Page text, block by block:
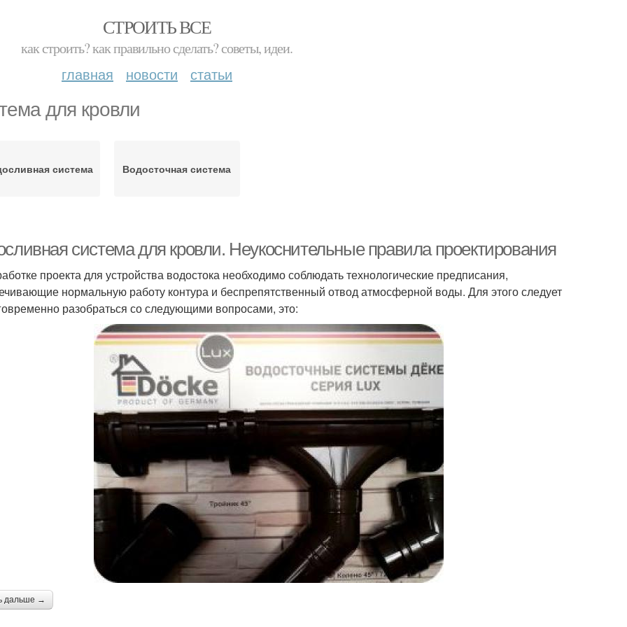
СТРОИТЬ ВСЕ
как строить? как правильно сделать? советы, идеи.
главная новости статьи
для кровли
система Водосточная система
система для кровли. Неукоснительные правила проектирования
проекта для устройства водостока необходимо соблюдать технологические предписания,
нормальную работу контура и беспрепятственный отвод атмосферной воды. Для этого следует
разобраться со следующими вопросами, это:
дальше →